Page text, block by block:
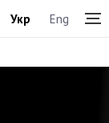
Укр Eng